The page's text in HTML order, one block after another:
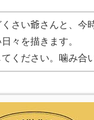
さい爺さんと、今
々を描きます。
ください。噛み合